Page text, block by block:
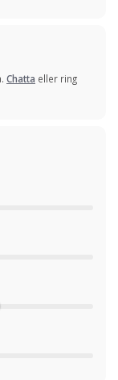
Chatta eller ring